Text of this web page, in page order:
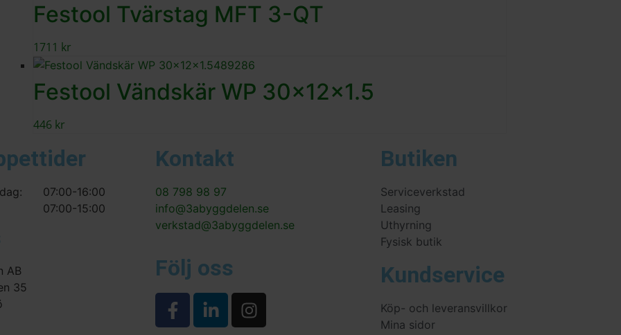
Festool Tvärstag MFT 3-QT
1711 kr
Festool Vändskär WP 30x12x1.5
446 kr
07:00-16:00
07:00-15:00
AB
35
Kontakt
08 798 98 97
info@3abyggdelen.se
verkstad@3abyggdelen.se
Följ oss
Butiken
Serviceverkstad
Leasing
Uthyrning
Fysisk butik
Kundservice
Köp- och leveransvillkor
Mina sidor